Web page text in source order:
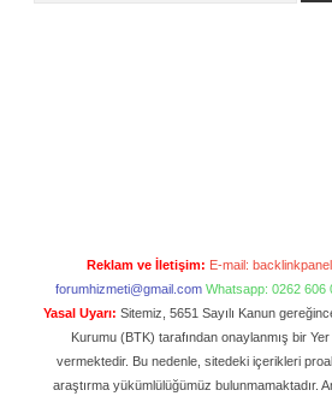
Reklam ve İletişim: E-mail:
forumhizmeti@gmail.com Whatsapp: 0262 606
Yasal Uyarı: Sitemiz, 5651 Sayılı Kanun
Kurumu (BTK) tarafından onaylanmış bir
vermektedir. Bu nedenle, sitedeki içerikleri
araştırma yükümlülüğümüz bulunmamaktadır.